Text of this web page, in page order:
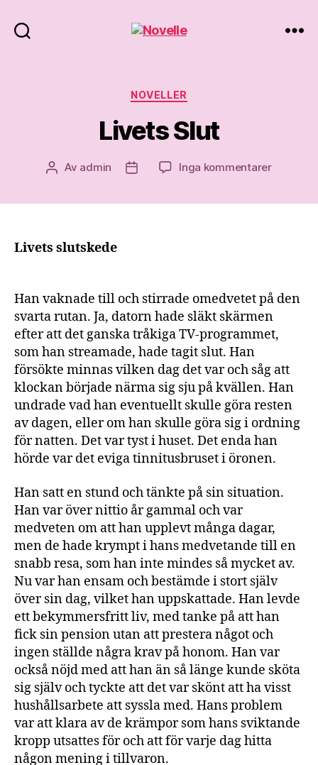
Kategorier
NOVELLER
Livets Slut
Inläggsförfattare
Av admin InläggsdatumInga kommentarertill
Livets slutskede
Han vaknade till och stirrade omedvetet på den
svarta rutan. Ja, datorn hade släkt skärmen
efter att det ganska tråkiga TV-programmet,
som han streamade, hade tagit slut. Han
försökte minnas vilken dag det var och såg att
klockan började närma sig sju på kvällen. Han
undrade vad han eventuellt skulle göra resten
av dagen, eller om han skulle göra sig i ordning
för natten. Det var tyst i huset. Det enda han
hörde var det eviga tinnitusbruset i öronen.
Han satt en stund och tänkte på sin situation.
Han var över nittio år gammal och var
medveten om att han upplevt många dagar,
men de hade krympt i hans medvetande till en
snabb resa, som han inte mindes så mycket av.
Nu var han ensam och bestämde i stort själv
över sin dag, vilket han uppskattade. Han levde
ett bekymmersfritt liv, med tanke på att han
fick sin pension utan att prestera något och
ingen ställde några krav på honom. Han var
också nöjd med att han än så länge kunde sköta
sig själv och tyckte att det var skönt att ha visst
hushållsarbete att syssla med. Hans problem
var att klara av de krämpor som hans sviktande
kropp utsattes för och att för varje dag hitta
någon mening i tillvaron.